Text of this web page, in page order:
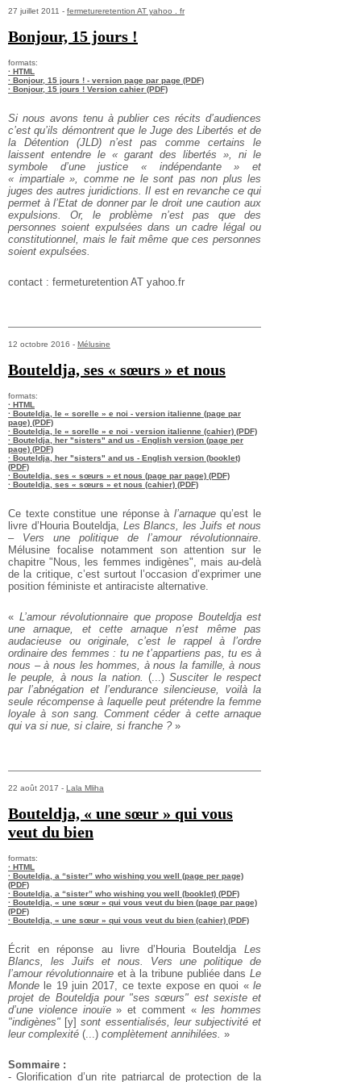
27 juillet 2011 - fermetureretention AT yahoo . fr
Bonjour, 15 jours !
formats:
· HTML
· Bonjour, 15 jours ! - version page par page (PDF)
· Bonjour, 15 jours ! Version cahier (PDF)
Si nous avons tenu à publier ces récits d’audiences
c’est qu’ils démontrent que le Juge des Libertés et de
la Détention (JLD) n’est pas comme certains le
laissent entendre le « garant des libertés », ni le
symbole d’une justice « indépendante » et
« impartiale », comme ne le sont pas non plus les
juges des autres juridictions. Il est en revanche ce qui
permet à l’Etat de donner par le droit une caution aux
expulsions. Or, le problème n’est pas que des
personnes soient expulsées dans un cadre légal ou
constitutionnel, mais le fait même que ces personnes
soient expulsées.
contact : fermeturetention AT yahoo.fr
12 octobre 2016 - Mélusine
Bouteldja, ses « sœurs » et nous
formats:
· HTML
· Bouteldja, le « sorelle » e noi - version italienne (page par
page) (PDF)
· Bouteldja, le « sorelle » e noi - version italienne (cahier) (PDF)
· Bouteldja, her "sisters" and us - English version (page per
page) (PDF)
· Bouteldja, her "sisters" and us - English version (booklet)
(PDF)
· Bouteldja, ses « sœurs » et nous (page par page) (PDF)
· Bouteldja, ses « sœurs » et nous (cahier) (PDF)
Ce texte constitue une réponse à l’arnaquequ’est le
livre d’Houria Bouteldja, Les Blancs, les Juifs et nous
– Vers une politique de l’amour révolutionnaire.
Mélusine focalise notamment son attention sur le
chapitre "Nous, les femmes indigènes", mais au-delà
de la critique, c’est surtout l’occasion d’exprimer une
position féministe et antiraciste alternative.
« L’amour révolutionnaire que propose Bouteldja est
une arnaque, et cette arnaque n’est même pas
audacieuse ou originale, c’est le rappel à l’ordre
ordinaire des femmes : tu ne t’appartiens pas, tu es à
nous – à nous les hommes, à nous la famille, à nous
le peuple, à nous la nation. (...)Susciter le respect
par l’abnégation et l’endurance silencieuse, voilà la
seule récompense à laquelle peut prétendre la femme
loyale à son sang. Comment céder à cette arnaque
qui va si nue, si claire, si franche ? »
22 août 2017 - Lala Mliha
Bouteldja, « une sœur » qui vous
veut du bien
formats:
· HTML
· Bouteldja, a “sister” who wishing you well (page per page)
(PDF)
· Bouteldja, a “sister” who wishing you well (booklet) (PDF)
· Bouteldja, « une sœur » qui vous veut du bien (page par page)
(PDF)
· Bouteldja, « une sœur » qui vous veut du bien (cahier) (PDF)
Écrit en réponse au livre d’Houria Bouteldja Les
Blancs, les Juifs et nous. Vers une politique de
l’amour révolutionnaireet à la tribune publiée dans Le
Monde le 19 juin 2017, ce texte expose en quoi « le
projet de Bouteldja pour "ses sœurs" est sexiste et
d’une violence inouïe» et comment «les hommes
"indigènes" [y] sont essentialisés, leur subjectivité et
leur complexité (...) complètement annihilées. »
Sommaire :
- Glorification d’un rite patriarcal de protection de la